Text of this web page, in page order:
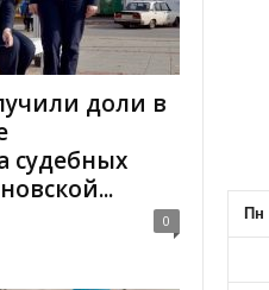
доли в
судебных
0 Пн